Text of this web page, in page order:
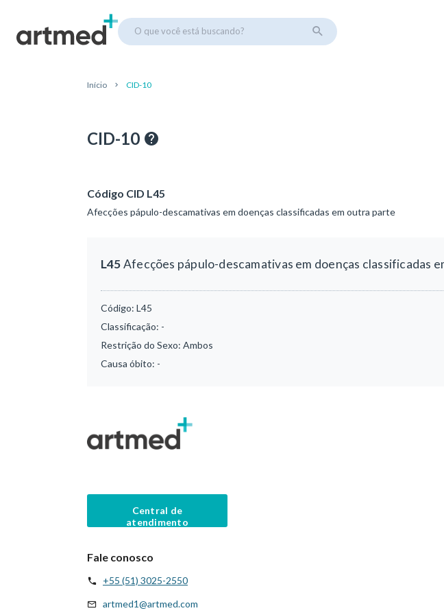
O que você está buscando?
Início CID-10
CID-10
Código CID L45
Afecções pápulo-descamativas em doenças classificadas em outra parte
L45Afecções pápulo-descamativas em doenças classificadas
Código: L45
Classificação: -
Restrição do Sexo: Ambos
Causa óbito: -
Central de
atendimento
Fale conosco
+55 (51) 3025-2550
artmed1@artmed.com